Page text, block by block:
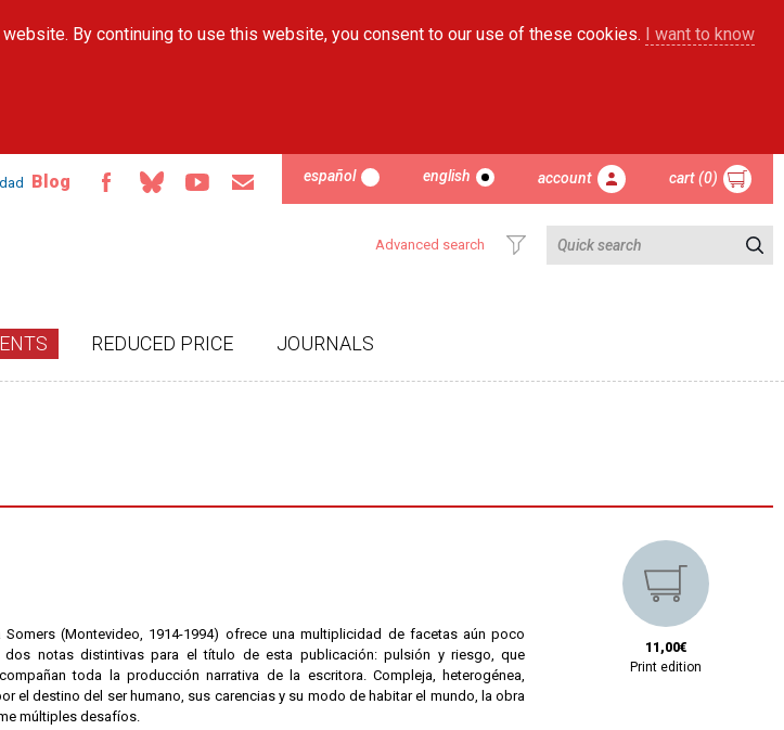
By continuing to use this website, you consent to our use of these cookies. I want to know
Blog español english account cart (0)
Advanced search
REDUCED PRICE JOURNALS
(Montevideo, 1914-1994) ofrece una multiplicidad de facetas aún poco
dos notas distintivas para el título de esta publicación: pulsión y riesgo, que
toda la producción narrativa de la escritora. Compleja, heterogénea,
el destino del ser humano, sus carencias y su modo de habitar el mundo, la obra
múltiples desafíos.
11,00€
Print edition